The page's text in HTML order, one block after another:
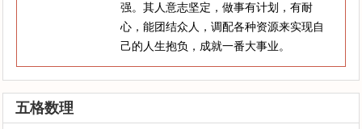
强。其人意志坚定，做事有计划，有耐
心，能团结众人，调配各种资源来实现自
己的人生抱负，成就一番大事业。
五格数理